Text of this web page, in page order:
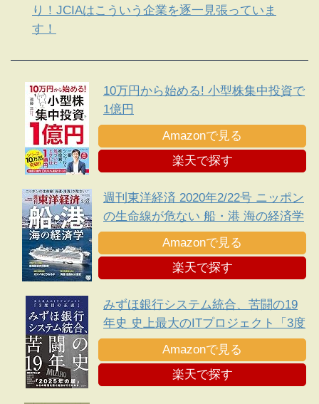
り！JCIAはこういう企業を逐一見張っていま
す！
10万円から始める! 小型株集中投資で
1億円
Amazonで見る
楽天で探す
週刊東洋経済 2020年2/22号 ニッポン
の生命線が危ない 船・港 海の経済学
Amazonで見る
楽天で探す
みずほ銀行システム統合、苦闘の19
年史 史上最大のITプロジェクト「3度
目の正直」
Amazonで見る
楽天で探す